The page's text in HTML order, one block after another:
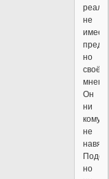
не
имеет
но
своё
Он
ни
кому
не
но